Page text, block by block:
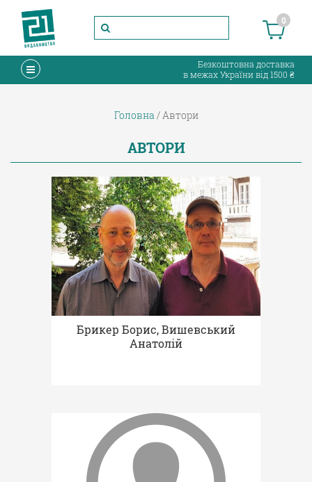
0
Безкоштовна доставка
в межах України від 1500 ₴
Головна Автори
АВТОРИ
Брикер Борис, Вишевський
Анатолій